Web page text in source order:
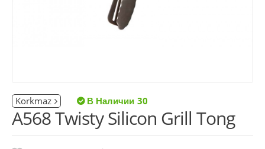
Korkmaz 30
A568 Twisty Silicon Grill Tong